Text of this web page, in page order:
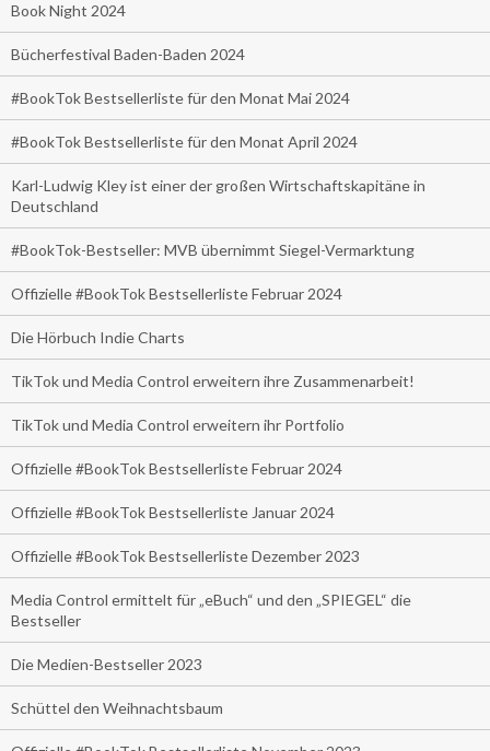
Book Night 2024
Bücherfestival Baden-Baden 2024
#BookTok Bestsellerliste für den Monat Mai 2024
#BookTok Bestsellerliste für den Monat April 2024
Karl-Ludwig Kley ist einer der großen Wirtschaftskapitäne in
Deutschland
#BookTok-Bestseller: MVB übernimmt Siegel-Vermarktung
Offizielle #BookTok Bestsellerliste Februar 2024
Die Hörbuch Indie Charts
TikTok und Media Control erweitern ihre Zusammenarbeit!
TikTok und Media Control erweitern ihr Portfolio
Offizielle #BookTok Bestsellerliste Februar 2024
Offizielle #BookTok Bestsellerliste Januar 2024
Offizielle #BookTok Bestsellerliste Dezember 2023
Media Control ermittelt für „eBuch“ und den „SPIEGEL“ die
Bestseller
Die Medien-Bestseller 2023
Schüttel den Weihnachtsbaum